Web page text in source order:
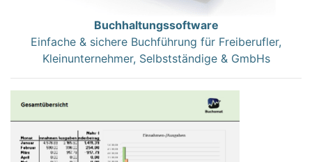
Buchhaltungssoftware
Einfache & sichere Buchführung für Freiberufler,
Kleinunternehmer, Selbstständige & GmbHs